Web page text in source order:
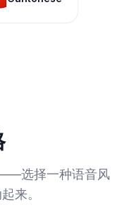
选择一种语音风
来。